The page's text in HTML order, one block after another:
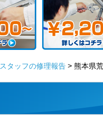
スタッフの修理報告 > 熊本県